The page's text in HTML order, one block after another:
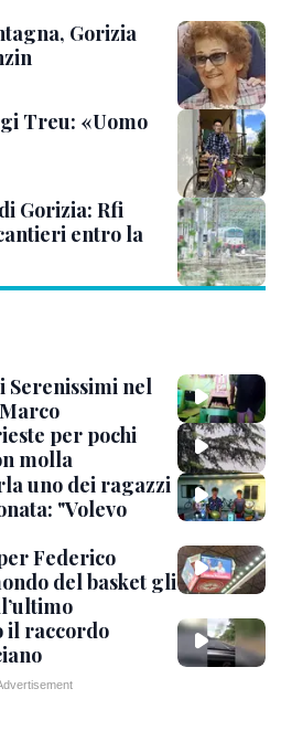
Gorizia
Treu: «Uomo
Gorizia: Rfi
entro la
Serenissimi nel
per pochi
molla
uno dei ragazzi
"Volevo
Federico
del basket gli
il raccordo